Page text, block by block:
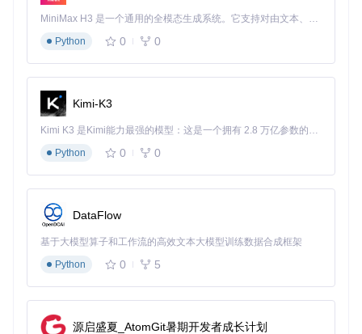
MiniMax H3 是一个通用的全模态生成系统。它支持对由文本、图像、视频和音频组成的多模态上下文进行统一理解，并能生成分辨率高达 2K、时长可达 15 秒的带原生立体声音频的视频。得益于面向任务泛化的系统设计，H3 在预训练阶段就已具备广泛的多模态上下文理解与生成能力，能够出色地执行复杂的多模态指令。
Python
0 0
Kimi-K3
Kimi K3 是Kimi能力最强的模型：这是一个拥有 2.8 万亿参数的混合专家（MoE）模型，具备原生视觉理解能力，并支持 100 万 token 的上下文窗口。
Python
0 0
DataFlow
基于大模型算子和工作流的高效文本大模型训练数据合成框架
Python
0 5
源启盛夏_AtomGit暑期开发者成长计划